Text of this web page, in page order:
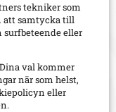
tekniker som
att samtycka till
surfbeteende eller
val kommer
när som helst,
eller